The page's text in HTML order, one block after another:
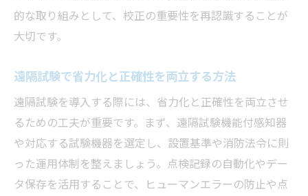
的な取り組みとして、校正の重要性を再認識することが
大切です。
遠隔試験で省力化と正確性を両立する方法
遠隔試験を導入する際には、省力化と正確性を両立させ
るための工夫が重要です。まず、遠隔試験機能付感知器
や対応する試験機器を選定し、設置基準や消防法令に則
った運用体制を整えましょう。点検記録の自動化やデー
タ保存を活用することで、ヒューマンエラーの防止や点